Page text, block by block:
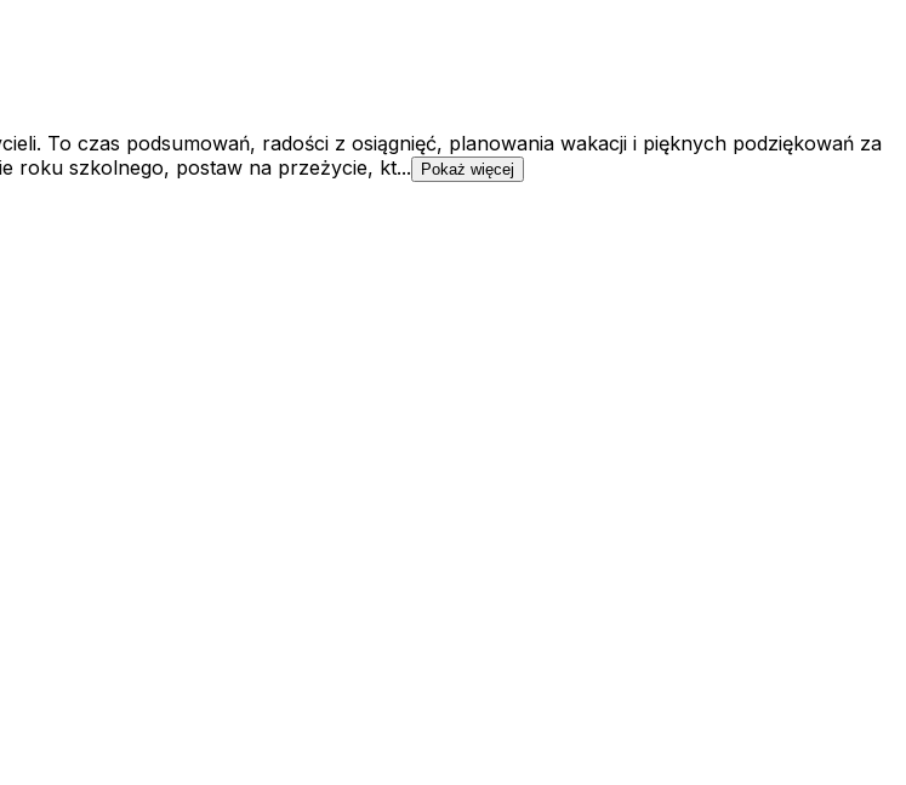
To czas podsumowań, radości z osiągnięć, planowania wakacji i pięknych podziękowań za
roku szkolnego, postaw na przeżycie, kt...
Pokaż więcej